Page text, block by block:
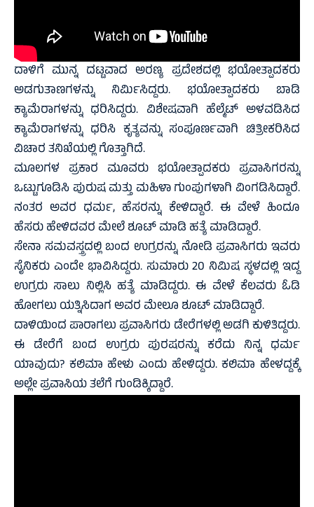
ದಾಳಿಗೆ ಮುನ್ನ ದಟ್ಟವಾದ ಅರಣ್ಯ ಪ್ರದೇಶದಲ್ಲಿ ಭಯೋತ್ಪಾದಕರು
ಅಡಗುತಾಣಗಳನ್ನು ನಿರ್ಮಿಸಿದ್ದರು. ಭಯೋತ್ಪಾದಕರು ಬಾಡಿ
ಕ್ಯಾಮೆರಾಗಳನ್ನು ಧರಿಸಿದ್ದರು. ವಿಶೇಷವಾಗಿ ಹೆಲ್ಮೆಟ್ ಅಳವಡಿಸಿದ
ಕ್ಯಾಮೆರಾಗಳನ್ನು ಧರಿಸಿ ಕೃತ್ಯವನ್ನು ಸಂಪೂರ್ಣವಾಗಿ ಚಿತ್ರೀಕರಿಸಿದ
ವಿಚಾರ ತನಿಖೆಯಲ್ಲಿ ಗೊತ್ತಾಗಿದೆ.
ಮೂಲಗಳ ಪ್ರಕಾರ ಮೂವರು ಭಯೋತ್ಪಾದಕರು ಪ್ರವಾಸಿಗರನ್ನು
ಒಟ್ಟುಗೂಡಿಸಿ ಪುರುಷ ಮತ್ತು ಮಹಿಳಾ ಗುಂಪುಗಳಾಗಿ ವಿಂಗಡಿಸಿದ್ದಾರೆ.
ನಂತರ ಅವರ ಧರ್ಮ, ಹೆಸರನ್ನು ಕೇಳಿದ್ದಾರೆ. ಈ ವೇಳೆ ಹಿಂದೂ
ಹೆಸರು ಹೇಳಿದವರ ಮೇಲೆ ಶೂಟ್‌ ಮಾಡಿ ಹತ್ಯೆ ಮಾಡಿದ್ದಾರೆ.
ಸೇನಾ ಸಮವಸ್ತ್ರದಲ್ಲಿ ಬಂದ ಉಗ್ರರನ್ನು ನೋಡಿ ಪ್ರವಾಸಿಗರು ಇವರು
ಸೈನಿಕರು ಎಂದೇ ಭಾವಿಸಿದ್ದರು. ಸುಮಾರು 20 ನಿಮಿಷ ಸ್ಥಳದಲ್ಲಿ ಇದ್ದ
ಉಗ್ರರು ಸಾಲು ನಿಲ್ಲಿಸಿ ಹತ್ಯೆ ಮಾಡಿದ್ದರು. ಈ ವೇಳೆ ಕೆಲವರು ಓಡಿ
ಹೋಗಲು ಯತ್ನಿಸಿದಾಗ ಅವರ ಮೇಲೂ ಶೂಟ್‌ ಮಾಡಿದ್ದಾರೆ.
ದಾಳಿಯಿಂದ ಪಾರಾಗಲು ಪ್ರವಾಸಿಗರು ಡೇರೆಗಳಲ್ಲಿ ಅಡಗಿ ಕುಳಿತಿದ್ದರು.
ಈ ಡೇರೆಗೆ ಬಂದ ಉಗ್ರರು ಪುರಷರನ್ನು ಕರೆದು ನಿನ್ನ ಧರ್ಮ
ಯಾವುದು? ಕಲಿಮಾ ಹೇಳು ಎಂದು ಹೇಳಿದ್ದರು. ಕಲಿಮಾ ಹೇಳದ್ದಕ್ಕೆ
ಅಲ್ಲೇ ಪ್ರವಾಸಿಯ ತಲೆಗೆ ಗುಂಡಿಕ್ಕಿದ್ದಾರೆ.